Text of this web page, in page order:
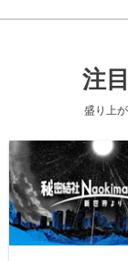
注
盛り上